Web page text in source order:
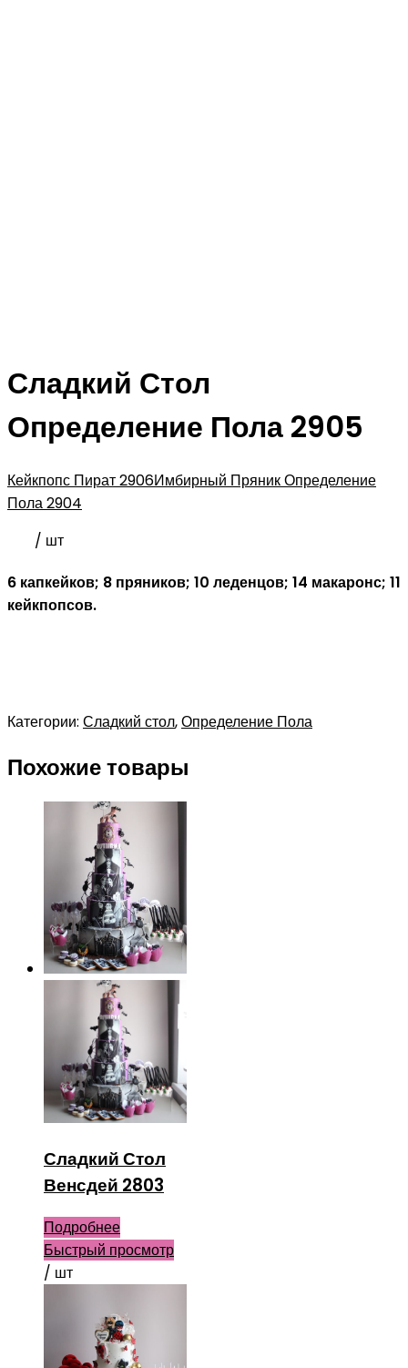
Сладкий Стол
Определение Пола 2905
Кейкпопс Пират 2906Имбирный Пряник Определение
Пола 2904
/ шт
6 капкейков; 8 пряников; 10 леденцов; 14 макаронс; 11
кейкпопсов.
Категории: Сладкий стол,Определение Пола
Похожие товары
Сладкий Стол
Венсдей 2803
Подробнее
Быстрый просмотр
/ шт